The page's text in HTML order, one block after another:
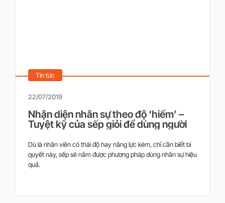
Tin tức
22/07/2019
Nhận diện nhân sự theo độ ‘hiếm’ –
Tuyệt kỹ của sếp giỏi để dùng người
Dù là nhân viên có thái độ hay năng lực kém, chỉ cần biết bí
quyết này, sếp sẽ nắm được phương pháp dùng nhân sự hiệu
quả.